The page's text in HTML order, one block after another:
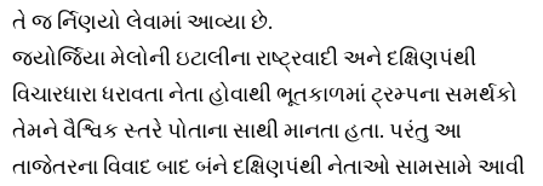
તે જ ર્નિણયો લેવામાં આવ્યા છે.
જ્યોર્જિયા મેલોની ઇટાલીના રાષ્ટ્રવાદી અને દક્ષિણપંથી
વિચારધારા ધરાવતા નેતા હોવાથી ભૂતકાળમાં ટ્રમ્પના સમર્થકો
તેમને વૈશ્વિક સ્તરે પોતાના સાથી માનતા હતા. પરંતુ આ
તાજેતરના વિવાદ બાદ બંને દક્ષિણપંથી નેતાઓ સામસામે આવી